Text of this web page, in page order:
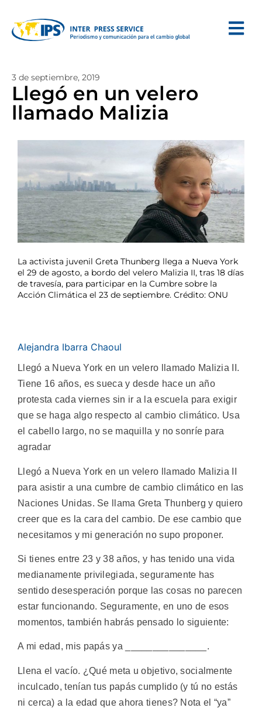
3 de septiembre, 2019
Llegó en un velero
llamado Malizia
La activista juvenil Greta Thunberg llega a Nueva York
el 29 de agosto, a bordo del velero Malizia II, tras 18 días
de travesía, para participar en la Cumbre sobre la
Acción Climática el 23 de septiembre. Crédito: ONU
Alejandra Ibarra Chaoul
Llegó a Nueva York en un velero llamado Malizia II.
Tiene 16 años, es sueca y desde hace un año
protesta cada viernes sin ir a la escuela para exigir
que se haga algo respecto al cambio climático. Usa
el cabello largo, no se maquilla y no sonríe para
agradar
Llegó a Nueva York en un velero llamado Malizia II
para asistir a una cumbre de cambio climático en las
Naciones Unidas. Se llama Greta Thunberg y quiero
creer que es la cara del cambio. De ese cambio que
necesitamos y mi generación no supo proponer.
Si tienes entre 23 y 38 años, y has tenido una vida
medianamente privilegiada, seguramente has
sentido desesperación porque las cosas no parecen
estar funcionando. Seguramente, en uno de esos
momentos, también habrás pensado lo siguiente:
A mi edad, mis papás ya _______________.
Llena el vacío. ¿Qué meta u objetivo, socialmente
inculcado, tenían tus papás cumplido (y tú no estás
ni cerca) a la edad que ahora tienes? Nota el “ya”